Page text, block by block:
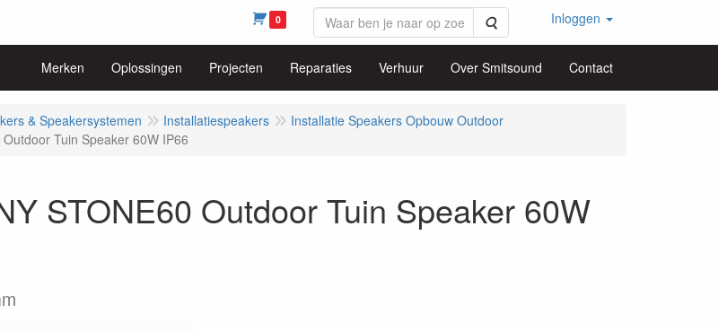
0 Zoeken Inloggen
Merken Oplossingen Projecten Reparaties Verhuur Over Smitsound Contact
& Speakersystemen Installatiespeakers
Installatie Speakers Opbouw Outdoor
Tuin Speaker 60W IP66
STONE60 Outdoor Tuin Speaker 60W